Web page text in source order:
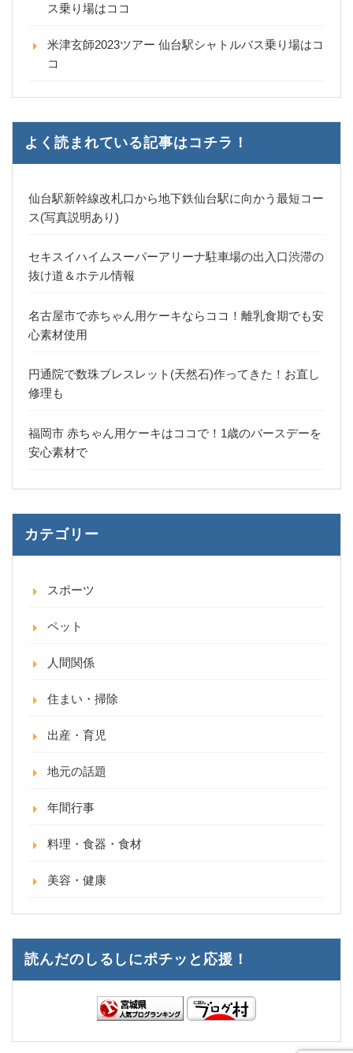
ス乗り場はココ
米津玄師2023ツアー 仙台駅シャトルバス乗り場はコ
コ
よく読まれている記事はコチラ！
仙台駅新幹線改札口から地下鉄仙台駅に向かう最短コー
ス(写真説明あり)
セキスイハイムスーパーアリーナ駐車場の出入口渋滞の
抜け道＆ホテル情報
名古屋市で赤ちゃん用ケーキならココ！離乳食期でも安
心素材使用
円通院で数珠ブレスレット(天然石)作ってきた！お直し
修理も
福岡市 赤ちゃん用ケーキはココで！1歳のバースデーを
安心素材で
カテゴリー
スポーツ
ペット
人間関係
住まい・掃除
出産・育児
地元の話題
年間行事
料理・食器・食材
美容・健康
読んだのしるしにポチッと応援！